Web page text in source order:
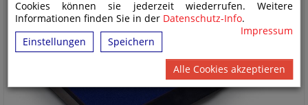
Cookies können sie jederzeit wiederrufen. Weitere
Informationen finden Sie in der Datenschutz-Info.
Impressum
Einstellungen
Speichern
Alle Cookies akzeptieren